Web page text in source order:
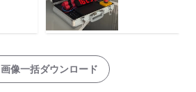
画像一括ダウンロード